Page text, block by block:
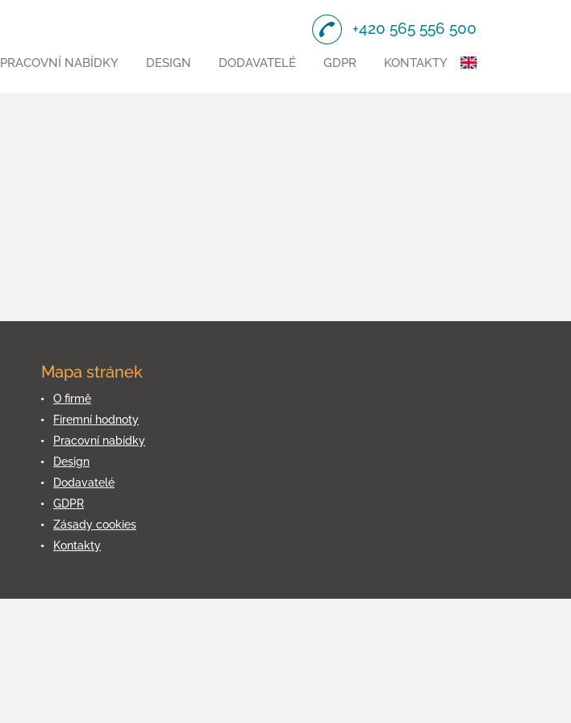
+420 565 556 500
PRACOVNÍ NABÍDKY DESIGN DODAVATELÉ GDPR KONTAKTY
Mapa stránek
O firmě
Firemní hodnoty
Pracovní nabídky
Design
Dodavatelé
GDPR
Zásady cookies
Kontakty